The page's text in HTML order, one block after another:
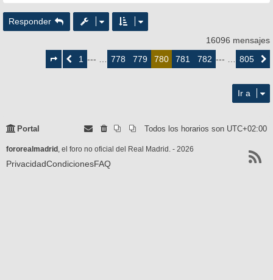
e
Responder
16096 mensajes
780
deAnterior
1 --- … 778 779 780 781 782 --- … 805
Ir a
Portal Todos los horarios son UTC+02:00
fororealmadrid , el foro no oficial del Real Madrid. - 2026
PrivacidadCondicionesFAQ